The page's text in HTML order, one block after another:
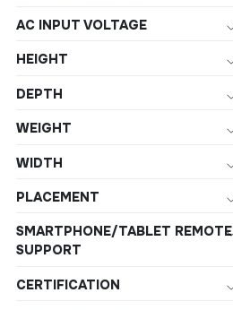
AC INPUT VOLTAGE
HEIGHT
DEPTH
WEIGHT
WIDTH
PLACEMENT
SMARTPHONE/TABLET REMOTE
SUPPORT
CERTIFICATION